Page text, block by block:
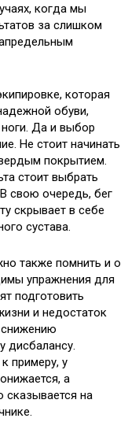
когда мы
за слишком
которая
обуви,
Да и выбор
Не стоит начинать
покрытием.
стоит выбрать
свою очередь, бег
скрывает в себе
сустава.
также помнить и о
упражнения для
подготовить
и недостаток
снижению
дисбалансу.
примеру, у
а
сказывается на